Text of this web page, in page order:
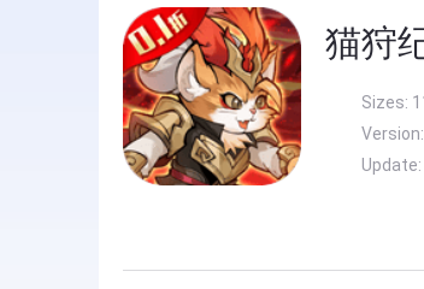
猫狩
Sizes:
Version:
Update: